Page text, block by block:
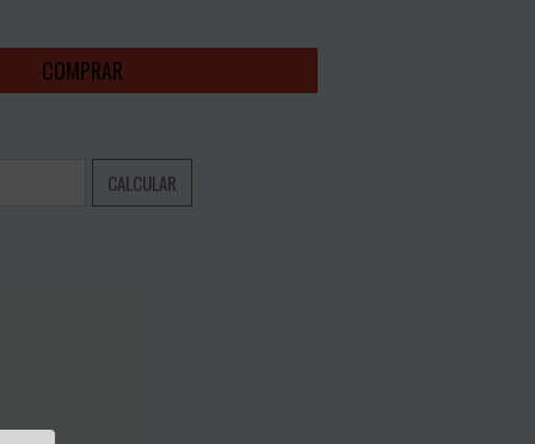
CALCULAR